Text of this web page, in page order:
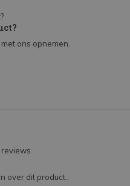
ons opnemen.
over dit product..